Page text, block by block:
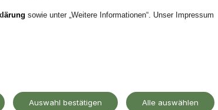
sowie unter „Weitere Informationen“. Unser Impressum
Auswahl bestätigen Alle auswählen